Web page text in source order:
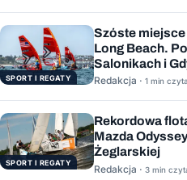
SPORT I REGATY
Szóste miejsce
Long Beach.
Salonikach i
Redakcja · 1 min
SPORT I REGATY
Rekordowa
Mazda
Żeglarskiej
Redakcja · 3 min